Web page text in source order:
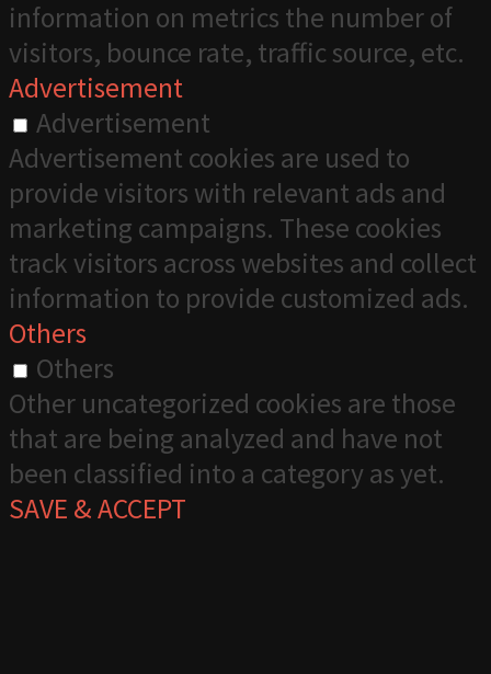
information on metrics the number of
visitors, bounce rate, traffic source, etc.
Advertisement
Advertisement
Advertisement cookies are used to
provide visitors with relevant ads and
marketing campaigns. These cookies
track visitors across websites and collect
information to provide customized ads.
Others
Others
Other uncategorized cookies are those
that are being analyzed and have not
been classified into a category as yet.
SAVE & ACCEPT